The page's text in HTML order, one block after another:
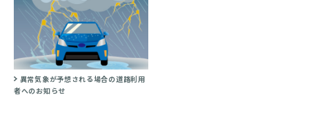
異常気象が予想される場合の道路利用
者へのお知らせ